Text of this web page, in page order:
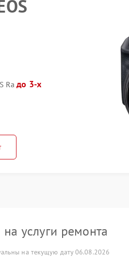
Raдо 3-х
услуги ремонта
на текущую дату 06.08.2026